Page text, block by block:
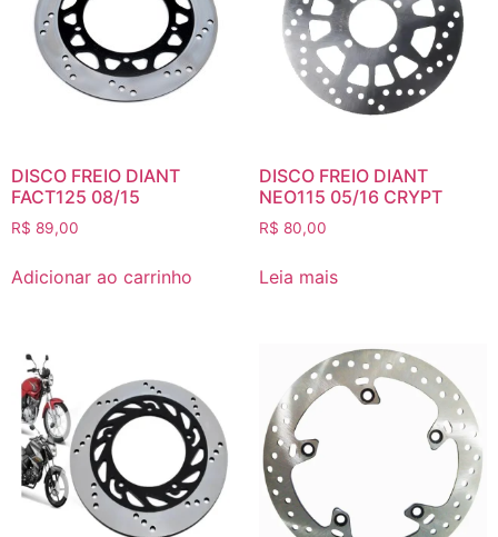
DISCO FREIO DIANT
FACT125 08/15
R$ 89,00
Adicionar ao carrinho
DISCO FREIO DIANT
NEO115 05/16 CRYPT
R$ 80,00
Leia mais